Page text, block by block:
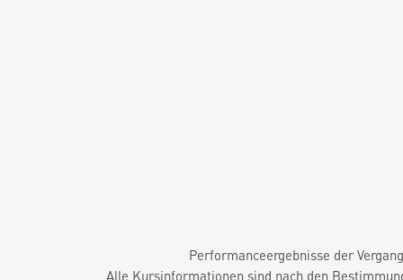
Performanceergebnisse der
Alle Kursinformationen sind nach den